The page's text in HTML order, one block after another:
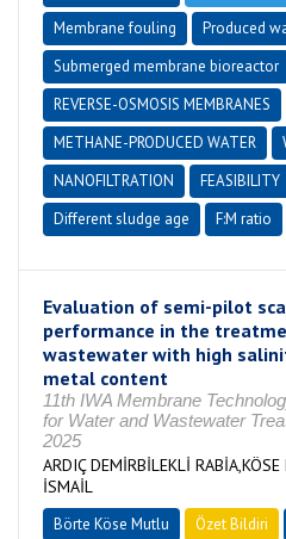
Membrane fouling
Produced
Submerged membrane bioreactor
REVERSE-OSMOSIS MEMBRANES
METHANE-PRODUCED WATER
NANOFILTRATION
FEASIBILITY
Different sludge age
F:M ratio
Evaluation of semi-pilot
performance in the
wastewater with high
metal content
11th IWA Membrane
for Water and Wastewater
2025
ARDIÇ DEMİRBİLEKLİ
İSMAİL
Börte Köse Mutlu Özet Bildiri